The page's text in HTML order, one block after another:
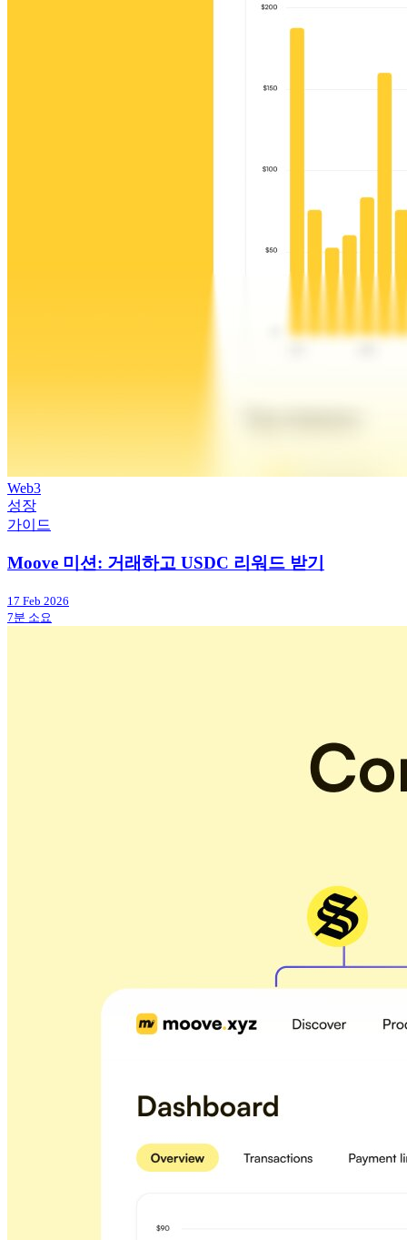
Web3
성장
가이드
Moove 미션: 거래하고 USDC 리워드 받기
17 Feb 2026
7분 소요